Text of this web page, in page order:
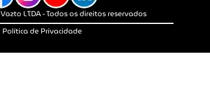
LTDA - Todos os direitos reservados
Política de Privacidade